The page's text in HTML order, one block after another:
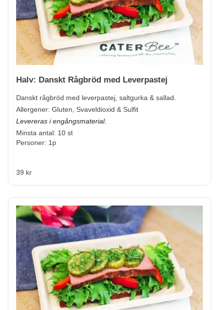
Halv: Danskt Rågbröd med Leverpastej
Danskt rågbröd med leverpastej, saltgurka & sallad.
Allergener: Gluten, Svaveldioxid & Sulfit
Levereras i engångsmaterial.
Minsta antal: 10 st
Personer: 1p
39 kr